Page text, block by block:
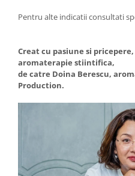
Pentru alte indicatii consultati
Creat cu pasiune si
aromaterapie stiintifica,
de catre Doina Berescu,
Production.